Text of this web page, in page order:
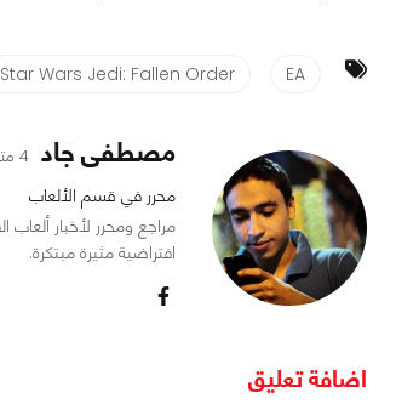
EA
Star Wars Jedi: Fallen Order
مصطفى جاد 4 متابع
محرر في قسم الألعاب
افتراضية مثيرة مبتكرة.
اضافة تعليق